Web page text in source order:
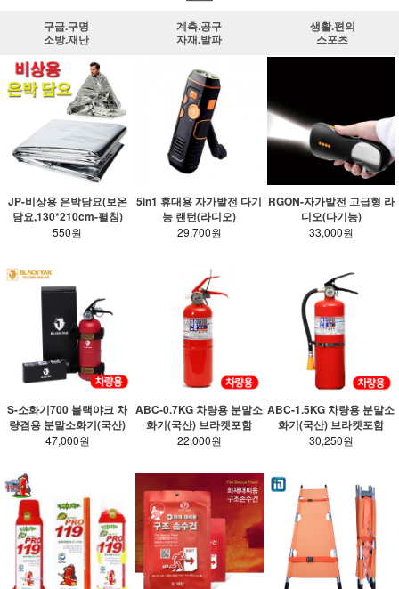
구급.구명
소방.재난
계측.공구
자재.발파
생활.편의
스포츠
JP-비상용 은박담요(보온
담요,130*210cm-펼침)
550원
5in1 휴대용 자가발전 다기
능 랜턴(라디오)
29,700원
RGON-자가발전 고급형 라
디오(다기능)
33,000원
S-소화기700 블랙야크 차
량겸용 분말소화기(국산)
47,000원
ABC-0.7KG 차량용 분말소
화기(국산) 브라켓포함
22,000원
ABC-1.5KG 차량용 분말소
화기(국산) 브라켓포함
30,250원